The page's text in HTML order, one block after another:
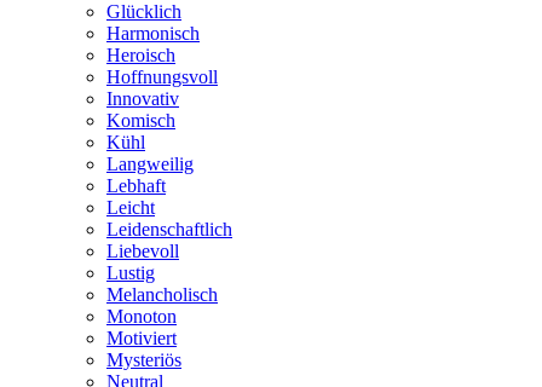
Glücklich
Harmonisch
Heroisch
Hoffnungsvoll
Innovativ
Komisch
Kühl
Langweilig
Lebhaft
Leicht
Leidenschaftlich
Liebevoll
Lustig
Melancholisch
Monoton
Motiviert
Mysteriös
Neutral